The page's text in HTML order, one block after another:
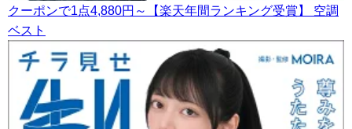
クーポンで1点4,880円～【楽天年間ランキング受賞】 空調
ベスト